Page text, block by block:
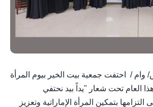
أغسطس/ وام / احتفت جمعية بيت الخير بيوم المرأة
هذا العام تحت شعار "يداً بيد نحتفي
بتمكين المرأة الإماراتية وتعزيز